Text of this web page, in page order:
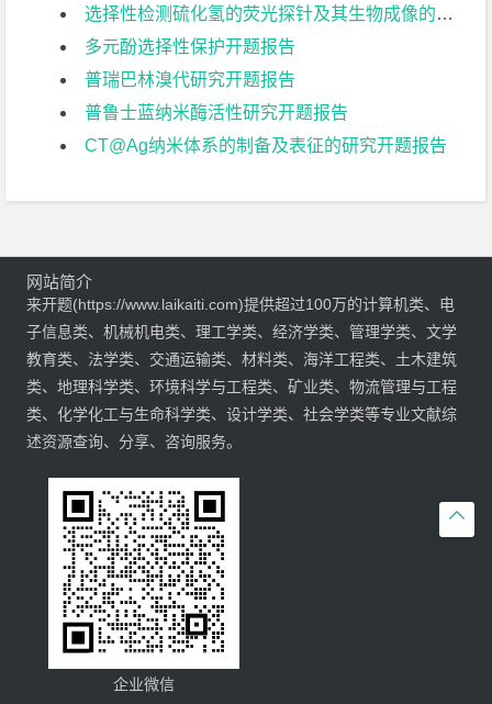
选择性检测硫化氢的荧光探针及其生物成像的应用开题报告
多元酚选择性保护开题报告
普瑞巴林溴代研究开题报告
普鲁士蓝纳米酶活性研究开题报告
CT@Ag纳米体系的制备及表征的研究开题报告

网站简介
来开题(https://www.laikaiti.com)提供超过100万的计算机类、电
子信息类、机械机电类、理工学类、经济学类、管理学类、文学
教育类、法学类、交通运输类、材料类、海洋工程类、土木建筑
类、地理科学类、环境科学与工程类、矿业类、物流管理与工程
类、化学化工与生命科学类、设计学类、社会学类等专业文献综
述资源查询、分享、咨询服务。
企业微信